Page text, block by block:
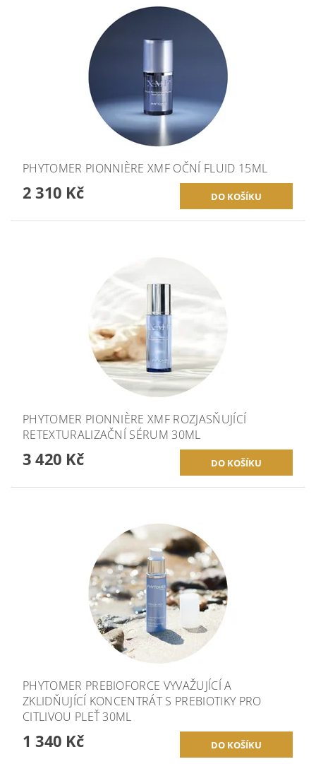
PHYTOMER PIONNIÈRE XMF OČNÍ FLUID 15ML
2 310 Kč
PHYTOMER PIONNIÈRE XMF ROZJASŇUJÍCÍ
RETEXTURALIZAČNÍ SÉRUM 30ML
3 420 Kč
PHYTOMER PREBIOFORCE VYVAŽUJÍCÍ A
ZKLIDŇUJÍCÍ KONCENTRÁT S PREBIOTIKY PRO
CITLIVOU PLEŤ 30ML
1 340 Kč